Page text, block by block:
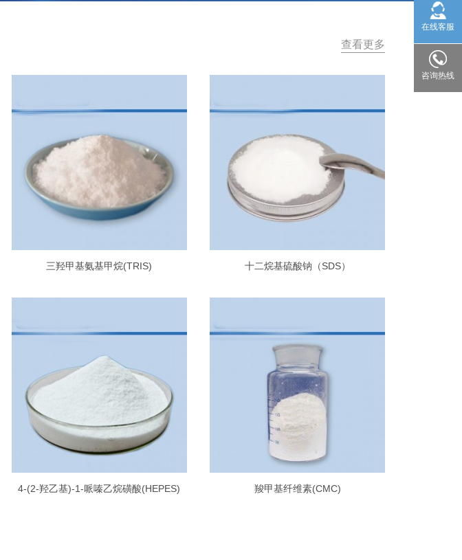
查看更多
三羟甲基氨基甲烷(TRIS) 十二烷基硫酸钠（SDS）
4-(2-羟乙基)-1-哌嗪乙烷磺酸(HEPES) 羧甲基纤维素(CMC)
在线客服
咨询热线